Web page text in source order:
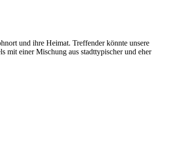
und ihre Heimat. Treffender könnte unsere
mit einer Mischung aus stadttypischer und eher